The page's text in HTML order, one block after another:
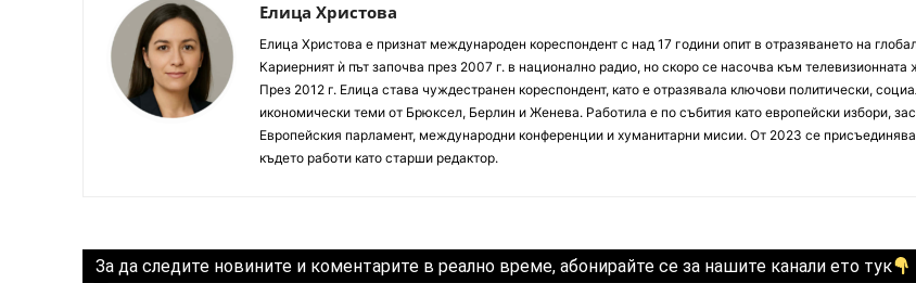
Елица Христова
Елица Христова е признат международен кореспондент с над 17 години опит в отразяването на
Кариерният ѝ път започва през 2007 г. в национално радио, но скоро се насочва към телевизионната
През 2012 г. Елица става чуждестранен кореспондент, като е отразявала ключови политически,
икономически теми от Брюксел, Берлин и Женева. Работила е по събития като европейски избори,
Европейския парламент, международни конференции и хуманитарни мисии. От 2023 се
където работи като старши редактор.
За да следите новините и коментарите в реално време, абонирайте се за нашите канали ето тук